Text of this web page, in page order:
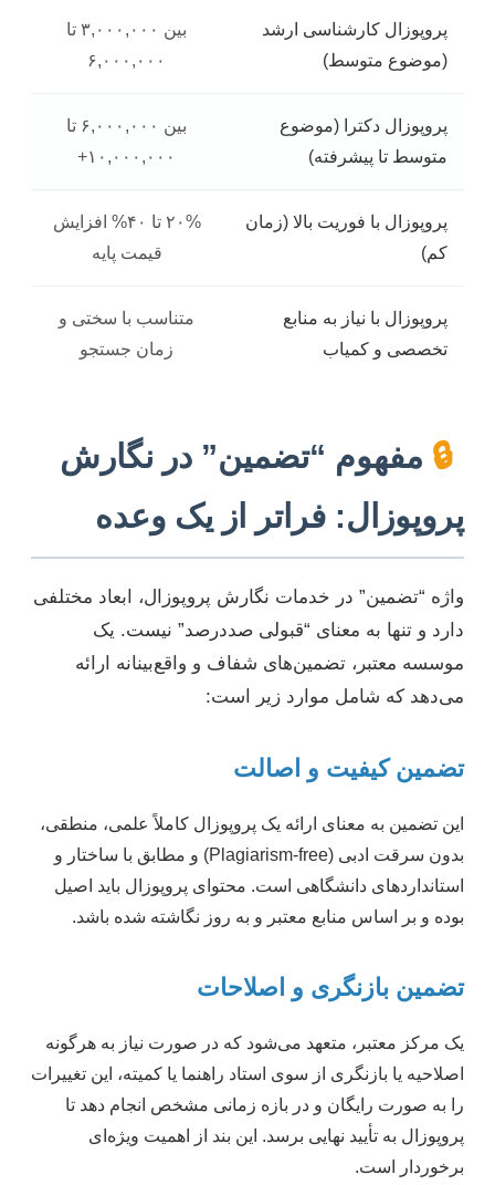
پروپوزال کارشناسی ارشد
(موضوع متوسط)
بین ۳,۰۰۰,۰۰۰ تا
۶,۰۰۰,۰۰۰
پروپوزال دکترا (موضوع
متوسط تا پیشرفته)
بین ۶,۰۰۰,۰۰۰ تا
۱۰,۰۰۰,۰۰۰+
پروپوزال با فوریت بالا (زمان
کم)
۲۰% تا ۴۰% افزایش
قیمت پایه
پروپوزال با نیاز به منابع
تخصصی و کمیاب
متناسب با سختی و
زمان جستجو
🔒 مفهوم “تضمین” در نگارش
پروپوزال: فراتر از یک وعده
واژه “تضمین” در خدمات نگارش پروپوزال، ابعاد مختلفی
دارد و تنها به معنای “قبولی صددرصد” نیست. یک
موسسه معتبر، تضمین‌های شفاف و واقع‌بینانه ارائه
می‌دهد که شامل موارد زیر است:
تضمین کیفیت و اصالت
این تضمین به معنای ارائه یک پروپوزال کاملاً علمی، منطقی،
بدون سرقت ادبی (Plagiarism-free) و مطابق با ساختار و
استانداردهای دانشگاهی است. محتوای پروپوزال باید اصیل
بوده و بر اساس منابع معتبر و به روز نگاشته شده باشد.
تضمین بازنگری و اصلاحات
یک مرکز معتبر، متعهد می‌شود که در صورت نیاز به هرگونه
اصلاحیه یا بازنگری از سوی استاد راهنما یا کمیته، این تغییرات
را به صورت رایگان و در بازه زمانی مشخص انجام دهد تا
پروپوزال به تأیید نهایی برسد. این بند از اهمیت ویژه‌ای
برخوردار است.